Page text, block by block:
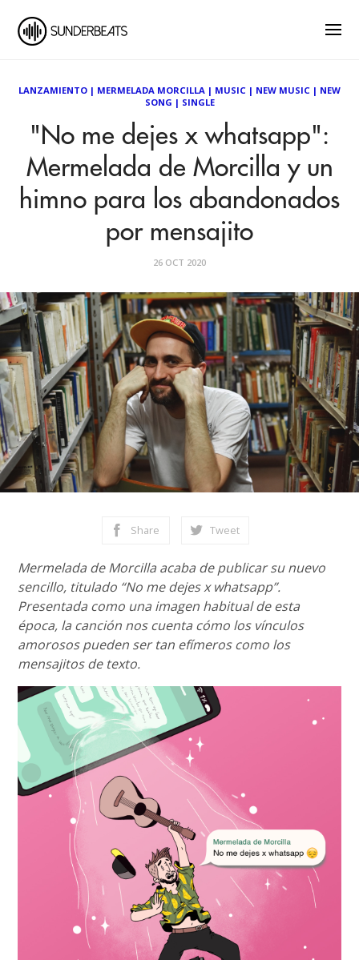
LANZAMIENTO | MERMELADA MORCILLA | MUSIC | NEW MUSIC | NEW
SONG | SINGLE
"No me dejes x whatsapp":
Mermelada de Morcilla y un
himno para los abandonados
por mensajito
26 OCT 2020
Share Tweet
Mermelada de Morcilla acaba de publicar su nuevo
sencillo, titulado “No me dejes x whatsapp”.
Presentada como una imagen habitual de esta
época, la canción nos cuenta cómo los vínculos
amorosos pueden ser tan efímeros como los
mensajitos de texto.